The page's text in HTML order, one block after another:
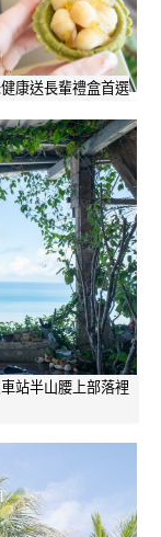
康送長輩禮盒首選
站半山腰上部落裡